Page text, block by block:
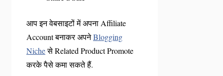
आप इन वेबसाइटों में अपना Affiliate
Account बनाकर अपनेBlogging
Nicheसे Related Product Promote
करके पैसे कमा सकते हैं.